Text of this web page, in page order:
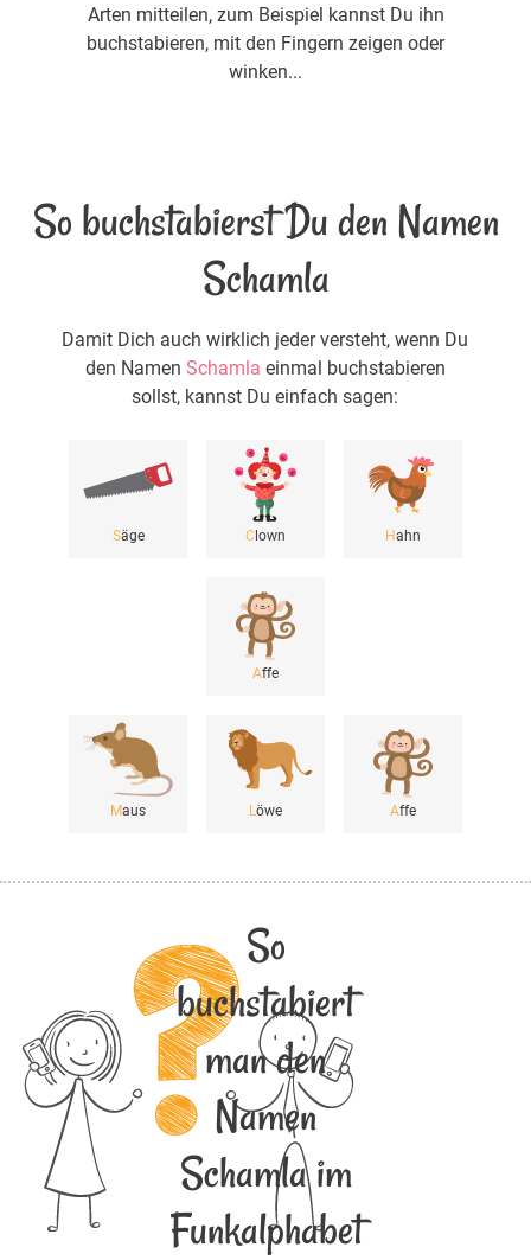
Arten mitteilen, zum Beispiel kannst Du ihn
buchstabieren, mit den Fingern zeigen oder
winken...
So buchstabierst Du den Namen
Schamla
Damit Dich auch wirklich jeder versteht, wenn Du
den Namen Schamla einmal buchstabieren
sollst, kannst Du einfach sagen:
Säge Clown Hahn
Affe
Maus Löwe Affe
So
buchstabiert
man den
Namen
Schamla im
Funkalphabet